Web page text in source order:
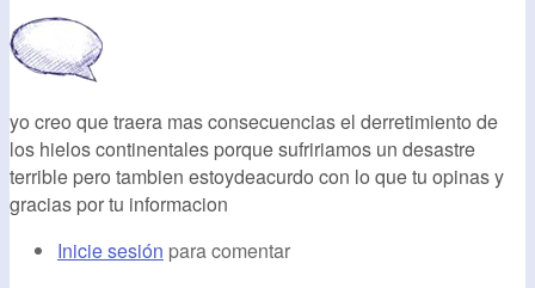
yo creo que traera mas consecuencias el derretimiento de
los hielos continentales porque sufririamos un desastre
terrible pero tambien estoydeacurdo con lo que tu opinas y
gracias por tu informacion
Inicie sesión para comentar